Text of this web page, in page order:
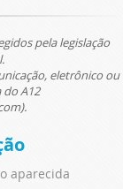
pela legislação
eletrônico ou
A12
aparecida